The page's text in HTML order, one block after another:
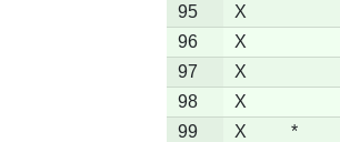
95
X
96
X
97
X
98
X
99
X *